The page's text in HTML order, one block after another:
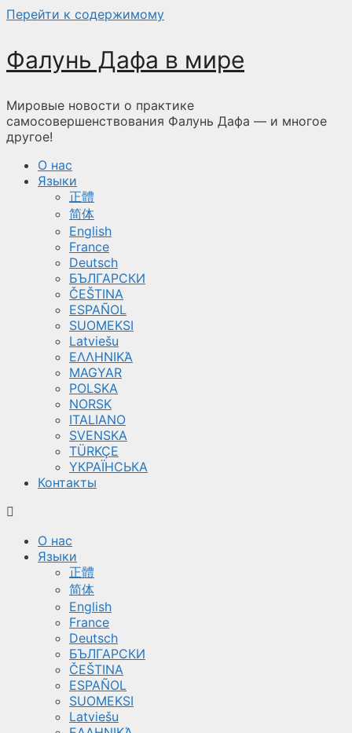
Перейти к содержимому
Фалунь Дафа в мире
Мировые новости о практике
самосовершенствования Фалунь Дафа — и многое
другое!
О нас
Языки
正體
简体
English
France
Deutsch
БЪЛГАРСКИ
ČEŠTINA
ESPAÑOL
SUOMEKSI
Latviešu
ΕΛΛΗΝΙΚΆ
MAGYAR
POLSKA
NORSK
ITALIANO
SVENSKA
TÜRKÇE
YКРАЇНСЬКА
Контакты
О нас
Языки
正體
简体
English
France
Deutsch
БЪЛГАРСКИ
ČEŠTINA
ESPAÑOL
SUOMEKSI
Latviešu